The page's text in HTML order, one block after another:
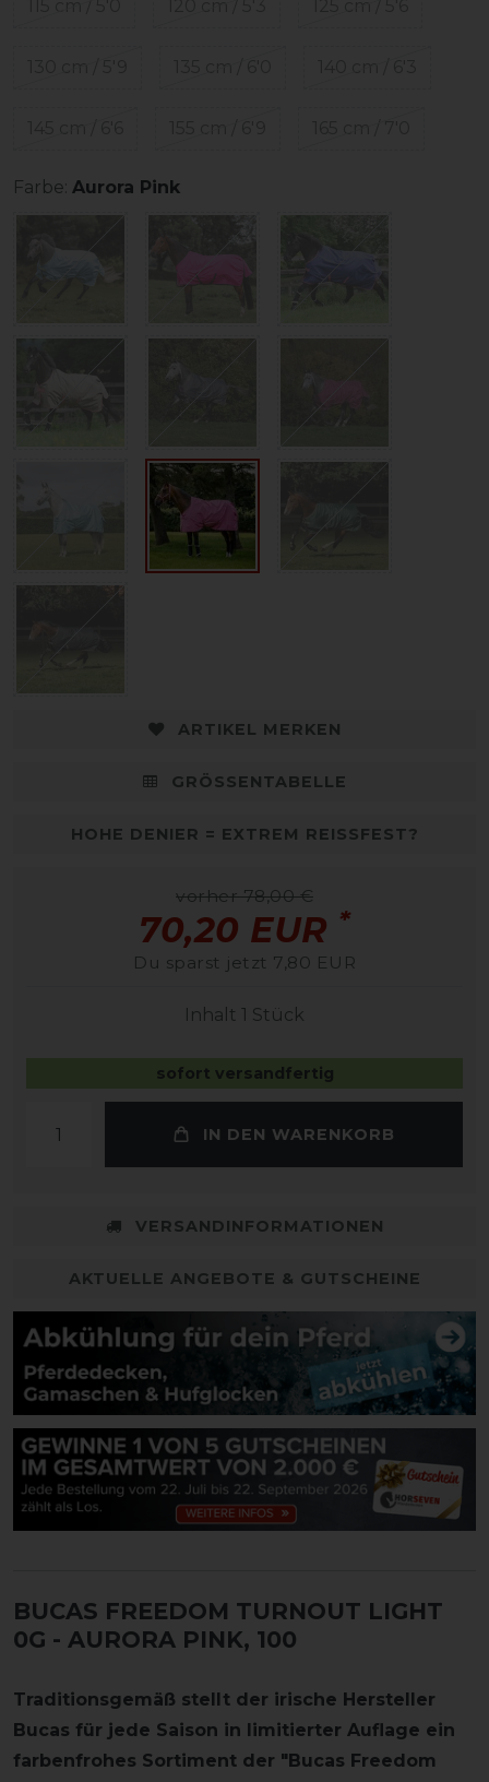
Farbe: Aurora Pink
ARTIKEL MERKEN
GRÖSSENTABELLE
HOHE DENIER = EXTREM REISSFEST?
vorher 78,00 €
70,20 EUR *
Du sparst jetzt 7,80 EUR
Inhalt 1 Stück
sofort versandfertig
IN DEN WARENKORB
VERSANDINFORMATIONEN
AKTUELLE ANGEBOTE & GUTSCHEINE
BUCAS FREEDOM TURNOUT LIGHT
0G - AURORA PINK, 100
Traditionsgemäß stellt der irische Hersteller
Bucas für jede Saison in limitierter Auflage ein
farbenfrohes Sortiment der "Bucas Freedom